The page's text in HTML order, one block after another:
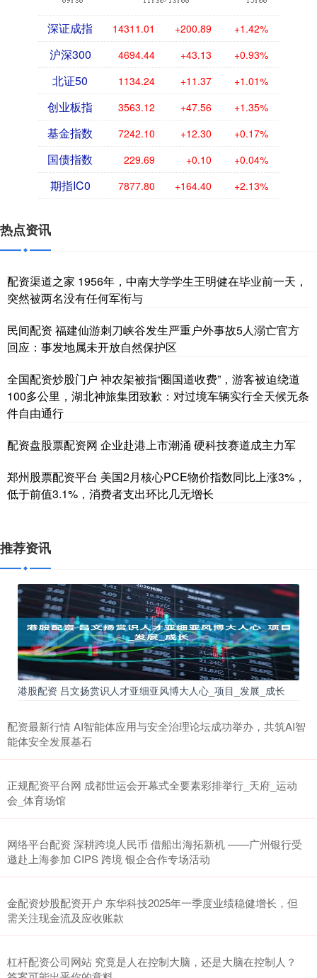
深证成指 14311.01 +200.89 +1.42%
沪深300 4694.44 +43.13 +0.93%
北证50 1134.24 +11.37 +1.01%
创业板指 3563.12 +47.56 +1.35%
基金指数 7242.10 +12.30 +0.17%
国债指数 229.69 +0.10 +0.04%
期指IC0 7877.80 +164.40 +2.13%
热点资讯
配资渠道之家 1956年，中南大学学生王明健在毕业前一天，
突然被两名没有任何军衔与
民间配资 福建仙游刺刀峡谷发生严重户外事故5人溺亡官方
回应：事发地属未开放自然保护区
全国配资炒股门户 神农架被指“圈国道收费”，游客被迫绕道
100多公里，湖北神旅集团致歉：对过境车辆实行全天候无条
件自由通行
配资盘股票配资网 企业赴港上市潮涌 硬科技赛道成主力军
郑州股票配资平台 美国2月核心PCE物价指数同比上涨3%，
低于前值3.1%，消费者支出环比几无增长
推荐资讯
港股配资 吕文扬赏识人才亚细亚风博大人心_项目_发展_成长
配资最新行情 AI智能体应用与安全治理论坛成功举办，共筑AI智
能体安全发展基石
正规配资平台网 成都世运会开幕式全要素彩排举行_天府_运动
会_体育场馆
网络平台配资 深耕跨境人民币 借船出海拓新机 ——广州银行受
邀赴上海参加 CIPS 跨境 银企合作专场活动
金配资炒股配资开户 东华科技2025年一季度业绩稳健增长，但
需关注现金流及应收账款
杠杆配资公司网站 究竟是人在控制大脑，还是大脑在控制人？